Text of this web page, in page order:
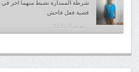
شرطة الممدارة تضبط متهماً آخر في
قضية فعل فاحش
يونيو 8, 2026